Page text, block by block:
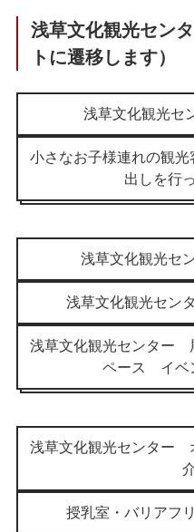
浅草文化観光セン
トに遷移します）
浅草文化観光セ
小さなお子様連れの観
出しを行
浅草文化観光セ
浅草文化観光セン
浅草文化観光センター
ペース イベ
浅草文化観光センター
授乳室・バリアフ